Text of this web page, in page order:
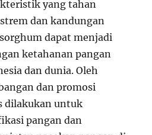
yang tahan
dan kandungan
dapat menjadi
ketahanan pangan
dan dunia. Oleh
dan promosi
dilakukan untuk
pangan dan